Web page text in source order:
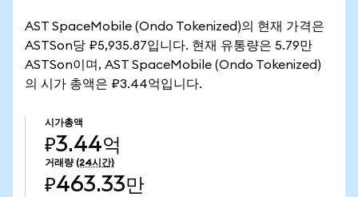
AST SpaceMobile (Ondo Tokenized)의 현재 가격은
ASTSon당 ₽5,935.87입니다. 현재 유통량은 5.79만
ASTSon이며, AST SpaceMobile (Ondo Tokenized)
의 시가 총액은 ₽3.44억입니다.
시가총액
₽3.44억
거래량 (24시간)
₽463.33만